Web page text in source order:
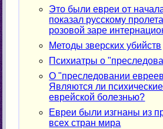
Это были евреи от
показал русскому
розовой заре
Методы зверских убийств
Психиатры о
О "преследовании
Являются ли
еврейской болезнью?
Евреи были изгнаны из
всех стран мира